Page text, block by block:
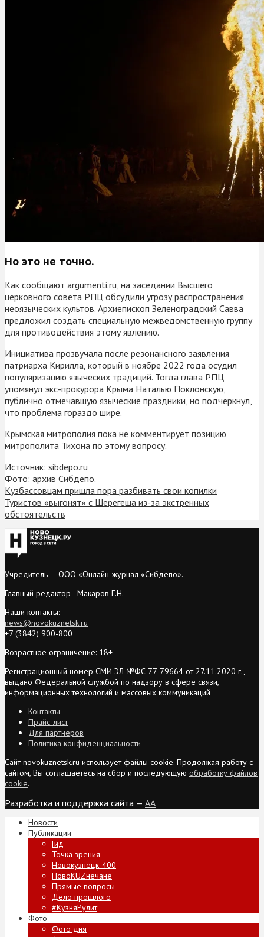
Но это не точно.
Как сообщают argumenti.ru, на заседании Высшего
церковного совета РПЦ обсудили угрозу распространения
неоязыческих культов. Архиепископ Зеленоградский Савва
предложил создать специальную межведомственную группу
для противодействия этому явлению.
Инициатива прозвучала после резонансного заявления
патриарха Кирилла, который в ноябре 2022 года осудил
популяризацию языческих традиций. Тогда глава РПЦ
упомянул экс-прокурора Крыма Наталью Поклонскую,
публично отмечавшую языческие праздники, но подчеркнул,
что проблема гораздо шире.
Крымская митрополия пока не комментирует позицию
митрополита Тихона по этому вопросу.
Источник: sibdepo.ru
Фото: архив Сибдепо.
Кузбассовцам пришла пора разбивать свои копилки
Туристов «выгонят» с Шерегеша из-за экстренных
обстоятельств
Учредитель — ООО «Онлайн-журнал «Сибдепо».
Главный редактор - Макаров Г.Н.
Наши контакты:
news@novokuznetsk.ru
+7 (3842) 900-800
Возрастное ограничение: 18+
Регистрационный номер СМИ ЭЛ №ФС 77-79664 от 27.11.2020 г.,
выдано Федеральной службой по надзору в сфере связи,
информационных технологий и массовых коммуникаций
Контакты
Прайс-лист
Для партнеров
Политика конфиденциальности
Сайт novokuznetsk.ru использует файлы cookie. Продолжая работу с
сайтом, Вы соглашаетесь на сбор и последующую обработку файлов
cookie.
Разработка и поддержка сайта — AA
Новости
Публикации
Гид
Точка зрения
Новокузнецк-400
НовоKUZнечане
Прямые вопросы
Дело прошлого
#КузняРулит
Фото
Фото дня